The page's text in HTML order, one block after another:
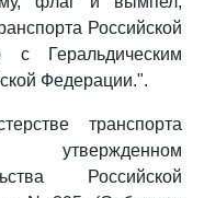
Российской
с Геральдическим
Федерации.".
транспорта
утвержденном
Российской